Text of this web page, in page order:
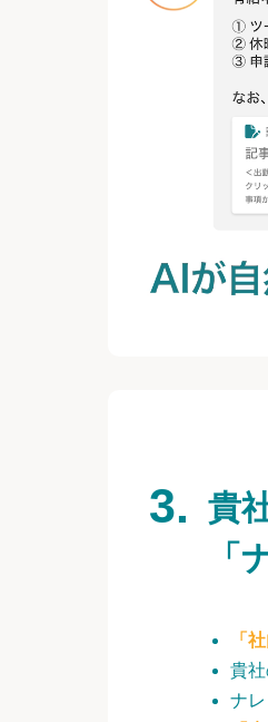
貴
「
「
貴
ナレ